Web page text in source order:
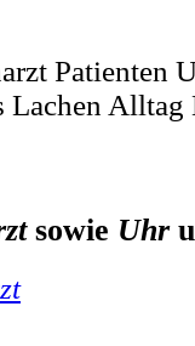
Patienten
Lachen
sowie Uhr